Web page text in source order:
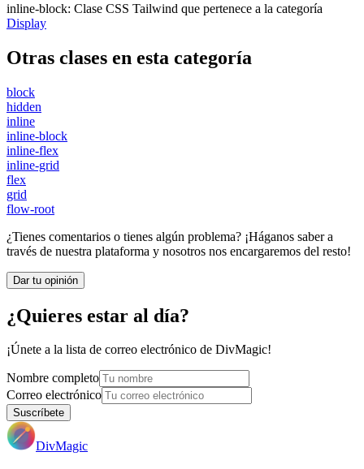
inline-block: Clase CSS Tailwind que pertenece a la categoría
Display
Otras clases en esta categoría
block
hidden
inline
inline-block
inline-flex
inline-grid
flex
grid
flow-root
¿Tienes comentarios o tienes algún problema? ¡Háganos saber a
través de nuestra plataforma y nosotros nos encargaremos del resto!
Dar tu opinión
¿Quieres estar al día?
¡Únete a la lista de correo electrónico de DivMagic!
Nombre completo
Correo electrónico
Suscríbete
DivMagic